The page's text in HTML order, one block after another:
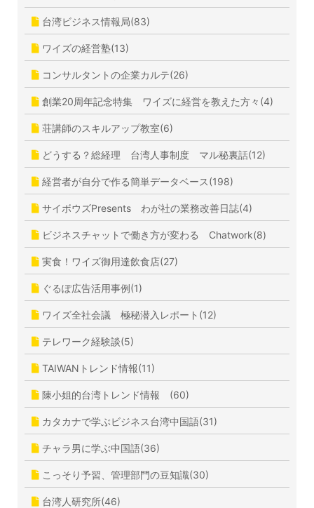
台湾ビジネス情報局(83)
ワイズの経営塾(13)
コンサルタントの企業カルテ(26)
創業20周年記念特集 ワイズに経営を教えた方々(4)
荘講師のスキルアップ教室(6)
どうする？総経理 台湾人事制度 マル秘裏話(12)
経営者が自分で作る簡単データベース(198)
サイボウズPresents わが社の業務改善日誌(4)
ビジネスチャットで働き方が変わる Chatwork(8)
実食！ワイズ御用達飲食店(27)
ぐるぽ広告活用事例(1)
ワイズ全社会議 極秘潜入レポート(12)
テレワーク経験談(5)
TAIWANトレンド情報(11)
陳小姐的台湾トレンド情報 (60)
カタカナで学ぶビジネス台湾中国語(31)
チャラ男に学ぶ中国語(36)
こっそり予習、管理部門の豆知識(30)
台湾人研究所(46)